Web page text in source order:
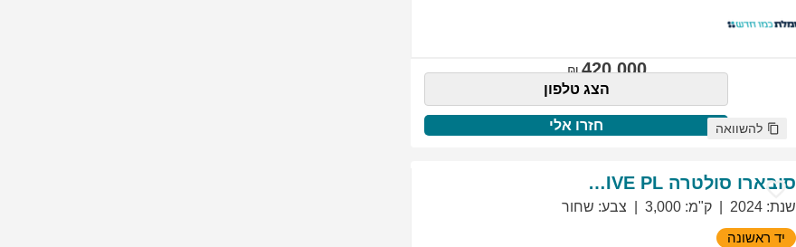
420,000
הצג טלפון
חזרו אלי להשוואה
סובארו סולטרה EXCLUSIVE PL
שנת:
2024 ק"מ:
3,000 צבע: שחור
יד ראשונה